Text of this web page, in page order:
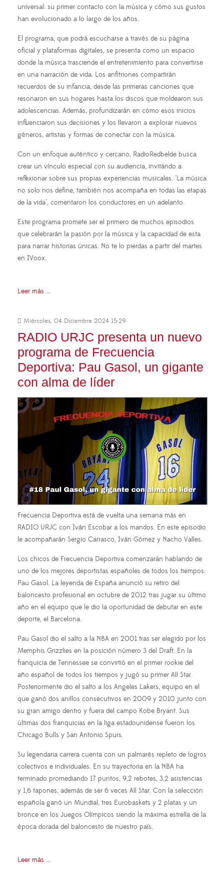
universal: su primer contacto con la música y cómo sus gustos
han evolucionado a lo largo de los años.
El programa, que podrá escucharse a través de su página
oficial y plataformas digitales, se presenta como un espacio
donde la música trasciende el entretenimiento para convertirse
en una narración de vida. Los anfitriones compartirán
recuerdos de su infancia, desde las primeras canciones que
resonaron en sus hogares hasta los discos que moldearon sus
adolescencias. Además, profundizarán en cómo esos inicios
influenciaron sus decisiones y los llevaron a explorar nuevos
géneros, artistas y formas de conectar con la música.
Con un enfoque auténtico y cercano, RadioRedbelde busca
crear un vínculo especial con su audiencia, invitándo a
reflexionar sobre sus propias experiencias musicales. "La música
no solo nos define, también nos acompaña en todas las etapas
de la vida", comentaron los conductores en un adelanto.
Este programa promete ser el primero de muchos episodios
que celebrarán la pasión por la música y la capacidad de esta
para narrar historias únicas. No te lo pierdas a partir del martes
en IVoox.
Leer más ...
Miércoles, 04 Diciembre 2024 15:29
RADIO URJC presenta un nuevo
programa de Frecuencia
Deportiva: Pau Gasol, un gigante
con alma de líder
Frecuencia Deportiva está de vuelta una semana más en
RADIO URJC con Iván Escobar a los mandos. En este episodio
le acompañarán Sergio Carrasco, Iván Gómez y Nacho Valles.
Los chicos de Frecuencia Deportiva comenzarán hablando de
uno de los mejores deportistas españoles de todos los tiempos:
Pau Gasol. La leyenda de España anunció su retiro del
baloncesto profesional en octubre de 2012 tras jugar su último
año en el equipo que le dio la oportunidad de debutar en este
deporte, el Barcelona.
Pau Gasol dio el salto a la NBA en 2001 tras ser elegido por los
Memphis Grizzlies en la posición número 3 del Draft. En la
franquicia de Tennessee se convirtió en el primer rookie del
año español de todos los tiempos y jugó su primer All Star.
Posteriormente dio el salto a los Angeles Lakers, equipo en el
que ganó dos anillos consecutivos en 2009 y 2010 junto con
su gran amigo dentro y fuera del campo Kobe Bryant. Sus
últimas dos franquicias en la liga estadounidense fueron los
Chicago Bulls y San Antonio Spurs.
Su legendaria carrera cuenta con un palmarés repleto de logros
colectivos e individuales. En su trayectoria en la NBA ha
terminado promediando 17 puntos, 9,2 rebotes, 3,2 asistencias
y 1,6 tapones, además de ser 6 veces All Star. Con la selección
española ganó un Mundial, tres Eurobaskets y 2 platas y un
bronce en los Juegos Olímpicos siendo la máxima estrella de la
época dorada del baloncesto de nuestro país.
Leer más ...